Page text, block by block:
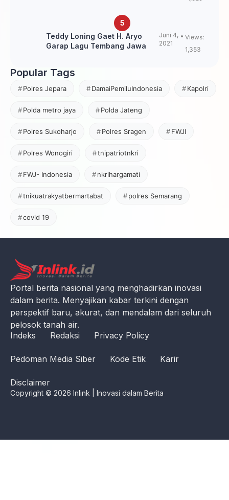
Teddy Loning Gaet H. Aryo
Garap Lagu Tembang Jawa
Juni 4,
2021
Views:
1,353
Popular Tags
Polres Jepara DamaiPemiluIndonesia Kapolri
Polda metro jaya Polda Jateng
Polres Sukoharjo Polres Sragen FWJI
Polres Wonogiri tnipatriotnkri
FWJ- Indonesia nkrihargamati
tnikuatrakyatbermartabat polres Semarang
covid 19
Portal berita nasional yang menghadirkan inovasi
dalam berita. Menyajikan kabar terkini dengan
perspektif baru, akurat, dan mendalam dari seluruh
pelosok tanah air.
Indeks
Redaksi Privacy Policy
Pedoman Media Siber Kode Etik Karir
Disclaimer
Copyright © 2026 Inlink | Inovasi dalam Berita